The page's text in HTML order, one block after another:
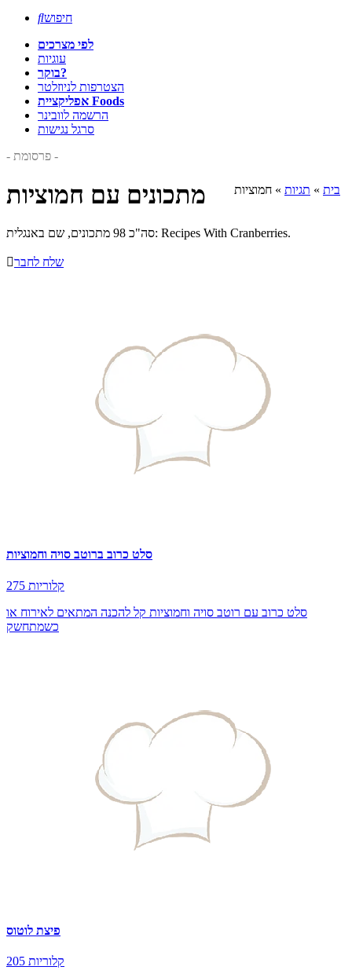
חיפוש
לפי מצרכים
עוגיות
בוקר?
הצטרפות לניוזלטר
אפליקציית Foods
הרשמה לוובינר
סרגל נגישות
- פרסומת -
בית » תגיות » חמוציות מתכונים עם חמוציות
סה"כ 98 מתכונים, שם באנגלית: Recipes With Cranberries.
שלח לחבר
סלט כרוב ברוטב סויה וחמוציות
275 קלוריות
סלט כרוב עם רוטב סויה וחמוציות קל להכנה המתאים לאירוח או
כשמתחשק
פיצת לוטוס
205 קלוריות